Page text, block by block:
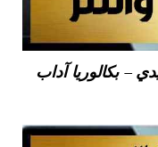
– بكالوريا آداب